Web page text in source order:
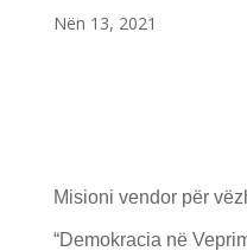
Nën 13, 2021
Misioni vendor për
“Demokracia në